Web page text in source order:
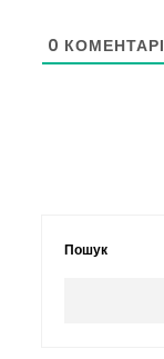
0 КОМЕНТАРІ
Пошук